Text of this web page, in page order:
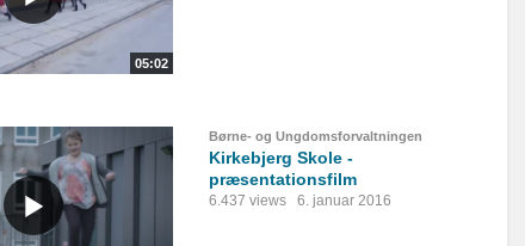
05:02
Børne- og Ungdomsforvaltningen
Kirkebjerg Skole -
præsentationsfilm
6.437 views 6. januar 2016